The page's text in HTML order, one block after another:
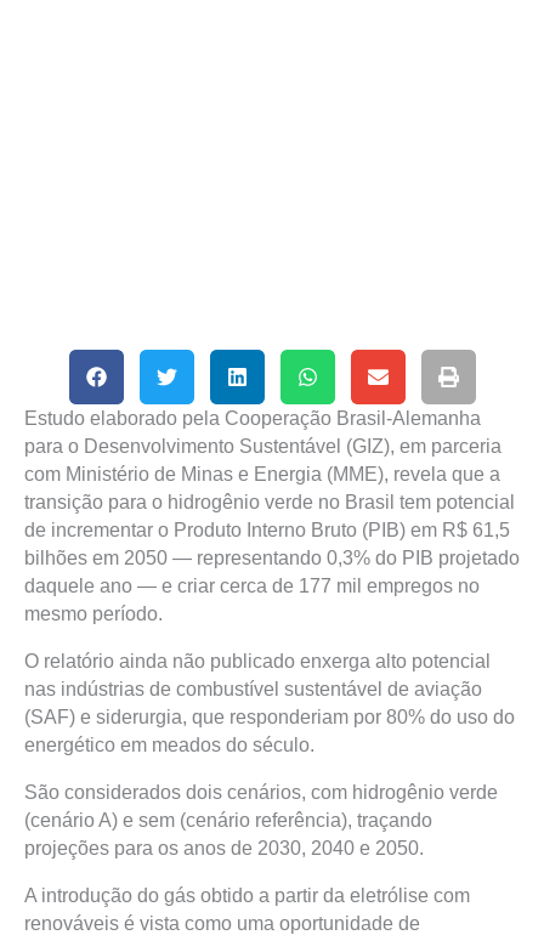
Estudo elaborado pela Cooperação Brasil-Alemanha
para o Desenvolvimento Sustentável (GIZ), em parceria
com Ministério de Minas e Energia (MME), revela que a
transição para o hidrogênio verde no Brasil tem potencial
de incrementar o Produto Interno Bruto (PIB) em R$ 61,5
bilhões em 2050 — representando 0,3% do PIB projetado
daquele ano — e criar cerca de 177 mil empregos no
mesmo período.
O relatório ainda não publicado enxerga alto potencial
nas indústrias de combustível sustentável de aviação
(SAF) e siderurgia, que responderiam por 80% do uso do
energético em meados do século.
São considerados dois cenários, com hidrogênio verde
(cenário A) e sem (cenário referência), traçando
projeções para os anos de 2030, 2040 e 2050.
A introdução do gás obtido a partir da eletrólise com
renováveis é vista como uma oportunidade de